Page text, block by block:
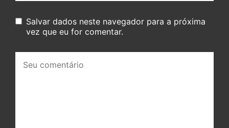
Salvar dados neste navegador para a próxima
vez que eu for comentar.
comentário: